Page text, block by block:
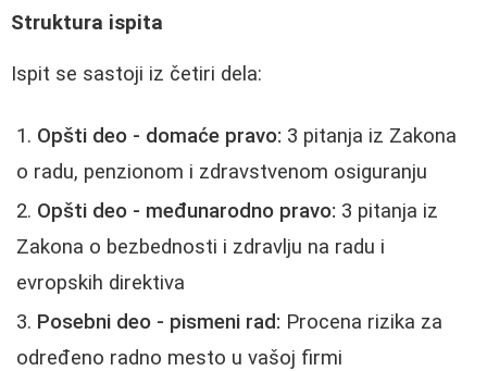
Struktura ispita
Ispit se sastoji iz četiri dela:
Opšti deo - domaće pravo: 3 pitanja iz Zakona
o radu, penzionom i zdravstvenom osiguranju
Opšti deo - međunarodno pravo: 3 pitanja iz
Zakona o bezbednosti i zdravlju na radu i
evropskih direktiva
Posebni deo - pismeni rad: Procena rizika za
određeno radno mesto u vašoj firmi